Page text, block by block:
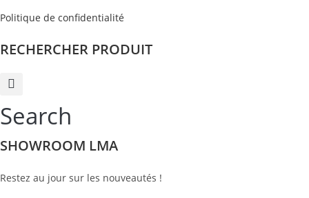
Politique de confidentialité
RECHERCHER PRODUIT
Search
SHOWROOM LMA
Restez au jour sur les nouveautés !